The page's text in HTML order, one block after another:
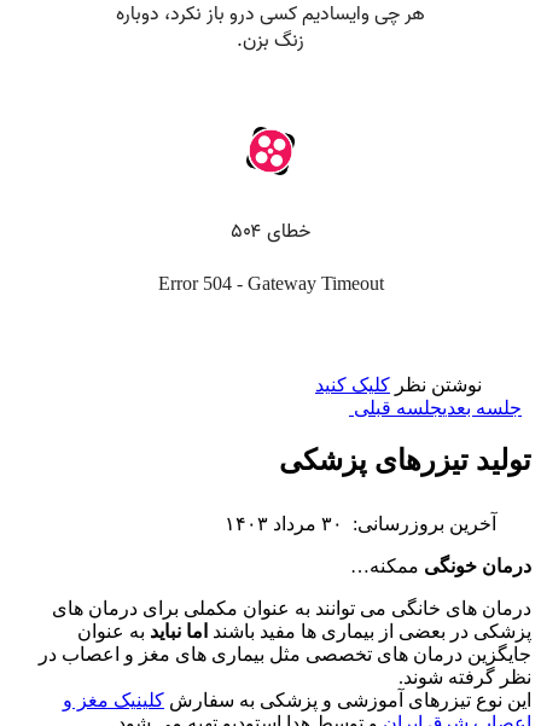
نوشتن نظر کلیک کنید
جلسه بعدیجلسه قبلی
تولید تیزرهای پزشکی
آخرین بروزرسانی: ۳۰ مرداد ۱۴۰۳
درمان خونگی ممکنه…
درمان های خانگی می توانند به عنوان مکملی برای درمان های
پزشکی در بعضی از بیماری ها مفید باشند اما نباید به عنوان
جایگزین درمان های تخصصی مثل بیماری های مغز و اعصاب در
نظر گرفته شوند.
این نوع تیزرهای آموزشی و پزشکی به سفارش کلینیک مغز و